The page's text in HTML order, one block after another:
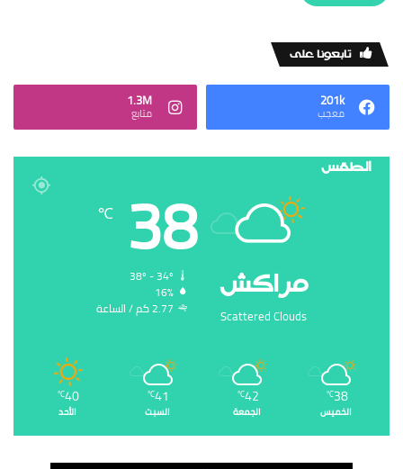
‏تابعونا على
201k
‏معجب
1.3M
‏متابع
الطقس
‏مراكش
Scattered Clouds
38
℃
16%
2.77 ‏كم / الساعة
38
℃
الخميس
42
℃
الجمعة
41
℃
السبت
40
℃
الأحد